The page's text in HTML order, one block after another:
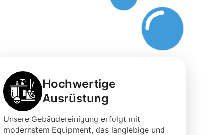
Hochwertige
Ausrüstung
Unsere Gebäudereinigung erfolgt mit
modernstem Equipment, das langlebige und